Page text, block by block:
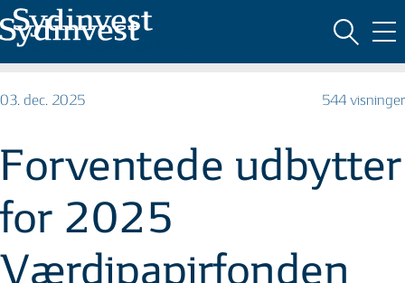
MARKEDSFØRINGSMATERIALE
03. dec. 2025 544 visninger
Forventede udbytter
for 2025
Værdipapirfonden